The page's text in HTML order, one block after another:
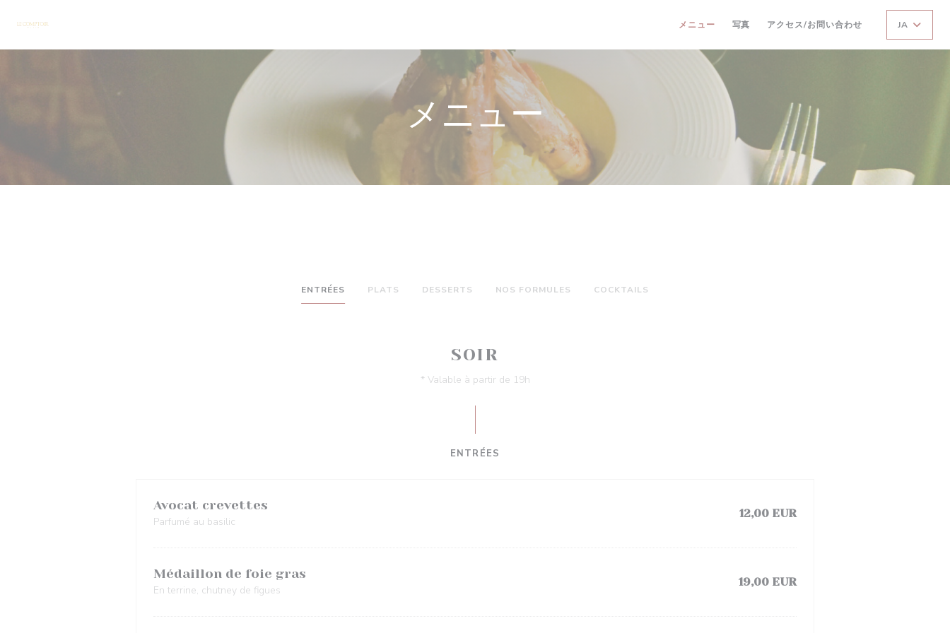
メニュー 写真 アクセス/お問い合わせ JA
メニュー
ENTRÉES PLATS DESSERTS NOS FORMULES COCKTAILS
SOIR
* Valable à partir de 19h
ENTRÉES
Avocat crevettes
Parfumé au basilic
12,00 EUR
Médaillon de foie gras
En terrine, chutney de figues
19,00 EUR